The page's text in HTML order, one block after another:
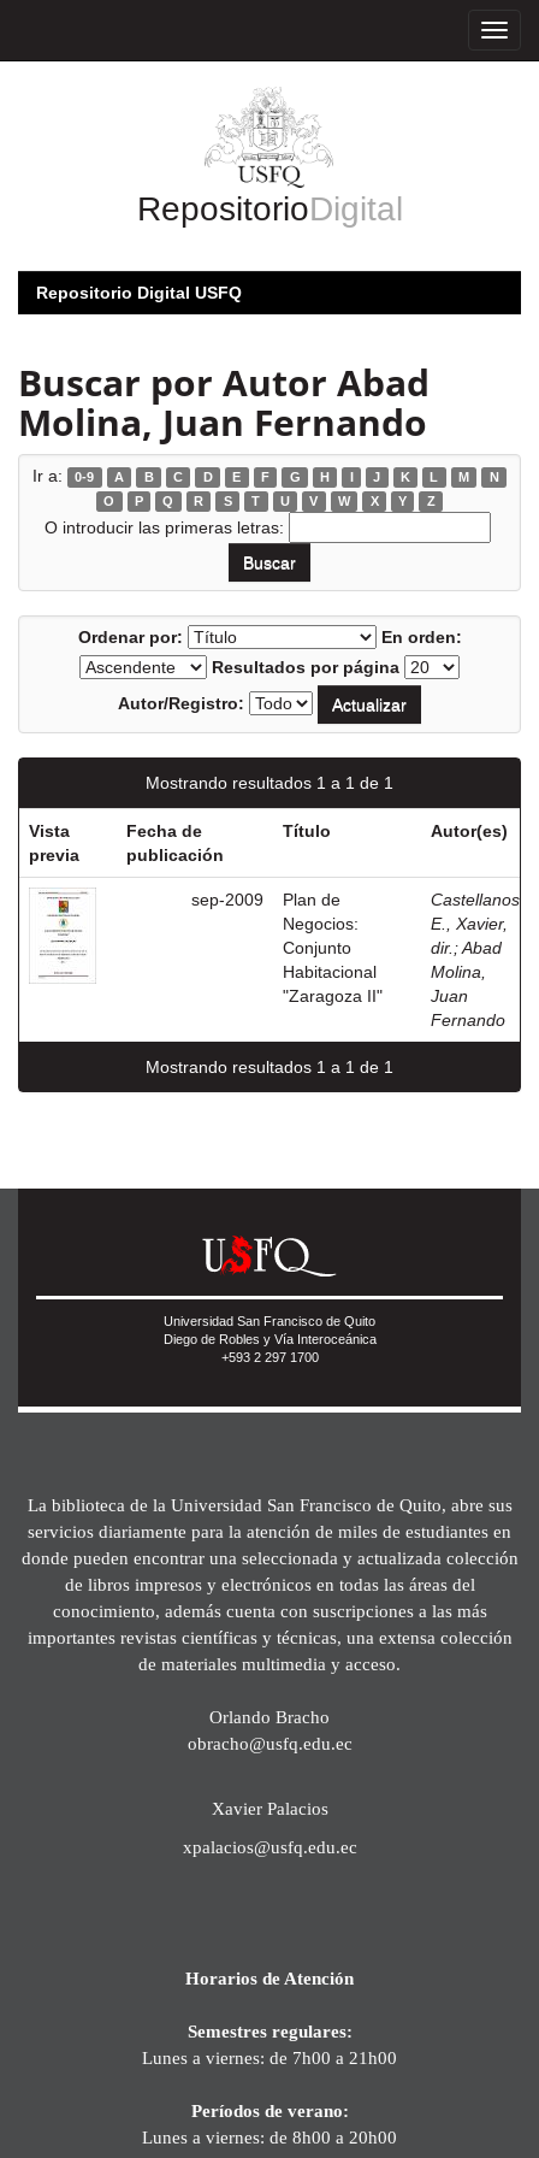
RepositorioDigital
Repositorio Digital USFQ
Buscar por Autor Abad
Molina, Juan Fernando
Ir a: 0-9 A B C D E F G H I J K L M
N
O
P Q R S T U V W X Y Z
O introducir las primeras letras:
Ordenar por:
En orden:
Resultados por página
Autor/Registro:
Mostrando resultados 1 a 1 de 1
Vista
previa
Fecha de
publicación
Título Autor(es)
sep-2009
Plan de
Negocios:
Conjunto
Habitacional
"Zaragoza II"
Castellanos
E., Xavier,
dir. ;Abad
Molina,
Juan
Fernando
Mostrando resultados 1 a 1 de 1
Universidad San Francisco de Quito
Diego de Robles y Vía Interoceánica
+593 2 297 1700
La biblioteca de la Universidad San Francisco de Quito, abre sus
servicios diariamente para la atención de miles de estudiantes en
donde pueden encontrar una seleccionada y actualizada colección
de libros impresos y electrónicos en todas las áreas del
conocimiento, además cuenta con suscripciones a las más
importantes revistas científicas y técnicas, una extensa colección
de materiales multimedia y acceso.
Orlando Bracho
obracho@usfq.edu.ec
Xavier Palacios
xpalacios@usfq.edu.ec
Horarios de Atención
Semestres regulares:
Lunes a viernes: de 7h00 a 21h00
Períodos de verano:
Lunes a viernes: de 8h00 a 20h00